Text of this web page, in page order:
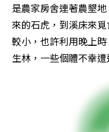
是農家房舍連著農墾
來的石虎，到溪床來
較小，也許利用晚上
生林，一些個體不幸遭